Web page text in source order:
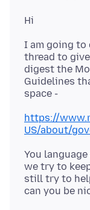
I am going
thread to
digest the
Guidelines
https://
US/about/
You
we try to
still try to